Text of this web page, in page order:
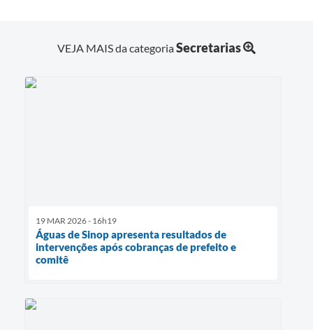
VEJA MAIS da categoriaSecretarias
19 MAR 2026 - 16h19
Águas de Sinop apresenta resultados de
intervenções após cobranças de prefeito e
comitê